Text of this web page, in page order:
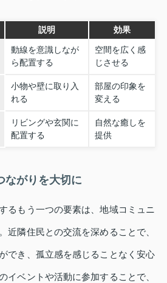
説明 効果
動線を意識しなが
ら配置する
空間を広く感
じさせる
小物や壁に取り入
れる
部屋の印象を
変える
リビングや玄関に
配置する
自然な癒しを
提供
ながりを大切に
るもう一つの要素は、地域コミュニ
近隣住民との交流を深めることで、
でき、孤立感を感じることなく安心
イベントや活動に参加することで、